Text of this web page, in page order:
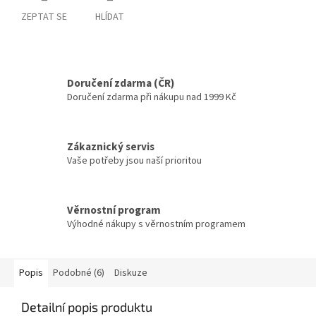
ZEPTAT SE HLÍDAT
Doručení zdarma (ČR)
Doručení zdarma při nákupu nad 1999 Kč
Zákaznický servis
Vaše potřeby jsou naší prioritou
Věrnostní program
Výhodné nákupy s věrnostním programem
Popis Podobné (6) Diskuze
Detailní popis produktu